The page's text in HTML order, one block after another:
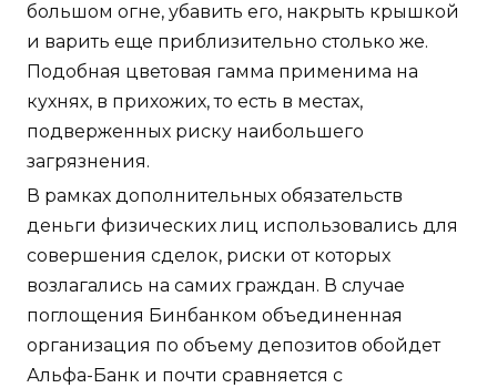
большом огне, убавить его, накрыть крышкой
и варить еще приблизительно столько же.
Подобная цветовая гамма применима на
кухнях, в прихожих, то есть в местах,
подверженных риску наибольшего
загрязнения.
В рамках дополнительных обязательств
деньги физических лиц использовались для
совершения сделок, риски от которых
возлагались на самих граждан. В случае
поглощения Бинбанком объединенная
организация по объему депозитов обойдет
Альфа-Банк и почти сравняется с